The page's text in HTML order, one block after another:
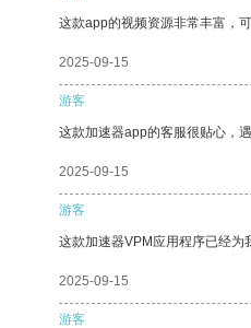
这款app的视频资源非常丰富，
2025-09-15
游客
这款加速器app的客服很贴心，
2025-09-15
游客
这款加速器VPM应用程序已经为
2025-09-15
游客